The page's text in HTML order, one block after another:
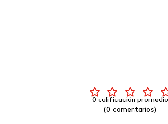
0 calificación promedio
(0 comentarios)